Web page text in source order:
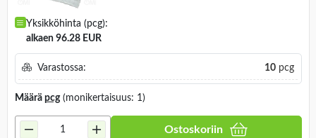
Yksikköhinta (pcg):
alkaen 96.28 EUR
Varastossa: 10pcg
Määrä pcg(monikertaisuus: 1)
Ostoskoriin